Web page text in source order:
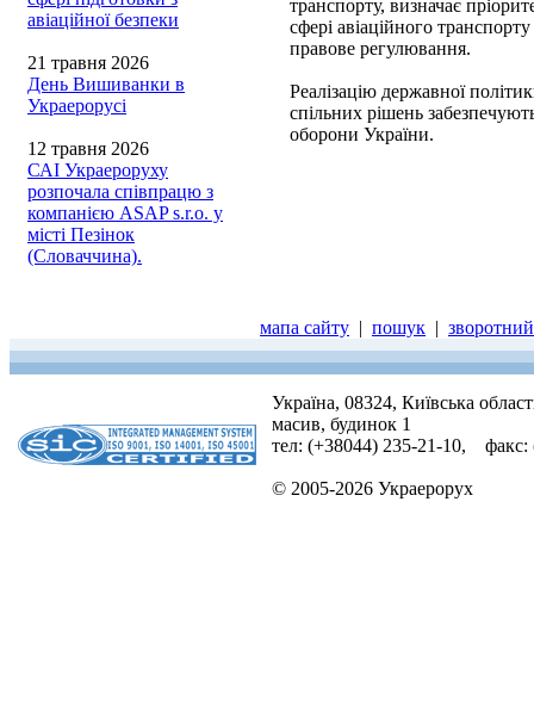
авіаційної безпеки
21 травня 2026
День Вишиванки в
Украерорусі
12 травня 2026
САІ Украероруху
розпочала співпрацю з
компанією ASAP s.r.o. у
місті Пезінок
(Словаччина).
транспорту, визначає
сфері авіаційного
правове регулювання.
Реалізацію державної
спільних рішень
оборони України.
мапа сайту | пошук |
Україна, 08324, Київська
масив, будинок 1
тел: (+38044) 235-21-10, факс:
© 2005-2026 Украерорух